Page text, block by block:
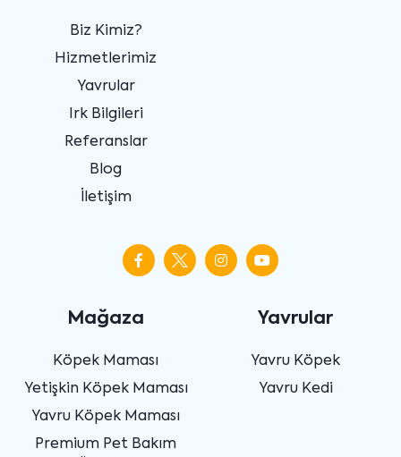
Biz Kimiz?
Hizmetlerimiz
Yavrular
Irk Bilgileri
Referanslar
Blog
İletişim
Mağaza
Köpek Maması
Yetişkin Köpek Maması
Yavru Köpek Maması
Premium Pet Bakım
Yavrular
Yavru Köpek
Yavru Kedi